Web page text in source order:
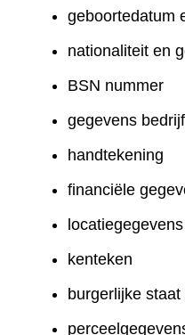
geboortedatum
nationaliteit en
BSN nummer
gegevens
handtekening
financiële
locatiegegevens
kenteken
burgerlijke staat